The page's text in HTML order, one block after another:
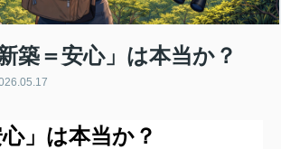
築＝安心」は本当か？
心」は本当か？